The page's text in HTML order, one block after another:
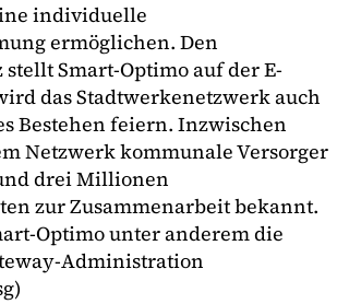
individuelle
ermöglichen. Den
stellt Smart-Optimo auf der E-
das Stadtwerkenetzwerk auch
Bestehen feiern. Inzwischen
Netzwerk kommunale Versorger
drei Millionen
zur Zusammenarbeit bekannt.
Optimo unter anderem die
Administration